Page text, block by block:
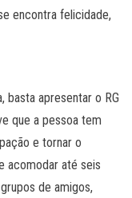
encontra felicidade,
basta apresentar o RG
que a pessoa tem
e tornar o
acomodar até seis
de amigos,